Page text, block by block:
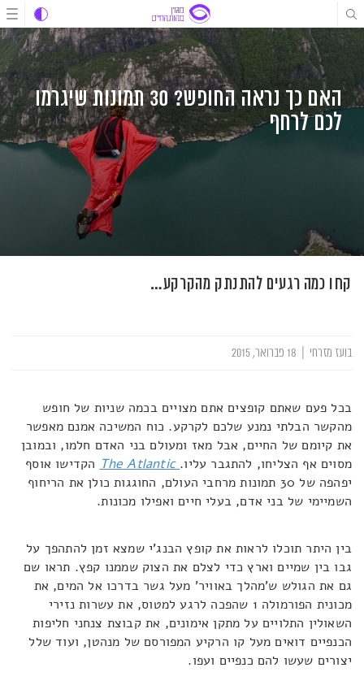
דלג
לתוכן
דלג
לתוכן
דלג
לניווט
האם כך נראה החופש? 30 תמונות שיגרמו
לכם לרחף
קחו כמה רגעים להתנתק מהקרקע…
בועז מזרחי
בכל פעם שאתם קופצים אתם מצויים בכמה שניות של חופש
מהקשר הבלתי נמנע שלכם לקרקע. כוח המשיכה אמנם מאפשר
את קיומם של החיים, אבל מאז ומעולם בני האדם חלמו, ובמובן
מסוים אף הצליחו, להתגבר עליו. The Atlantic
הקדישו אוסף
יפהפה של 30 תמונות מרחבי העולם, החוגגות כולן את הריחוף
השמיימי של בני אדם, בעלי חיים ואפילו מכונות.
בין היתר תוכלו לראות את קופץ הבנג'י שמצא זמן להתהפך על
גבו בין שמיים וארץ כדי לצלם את הצוק שממנו קפץ. תראו שם
גם את הגולש ש'מהלך באוויר' מעל גשר בדרכו אל המים, את
מכונית הפורמולה 1 שהפכה לרגע למטוס, את עשרות נזירי
השאולין התלויים על מתקן אימונים, את קבוצת צנחני חליפות
הכנפיים דואים מעל קו הרקיע המפורסם של מנהטן, ועוד שלל
יצורים שעשו להם כנפיים ועפו.